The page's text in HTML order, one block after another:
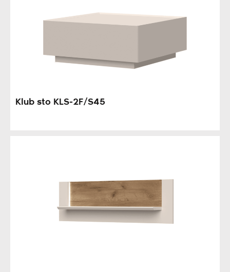
Klub sto KLS-2F/S45